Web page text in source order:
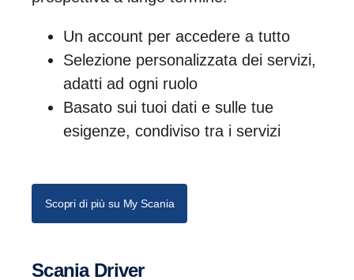
Un account per accedere a tutto
Selezione personalizzata dei servizi,
adatti ad ogni ruolo
Basato sui tuoi dati e sulle tue
esigenze, condiviso tra i servizi
Scopri di più su My Scania
Scania Driver